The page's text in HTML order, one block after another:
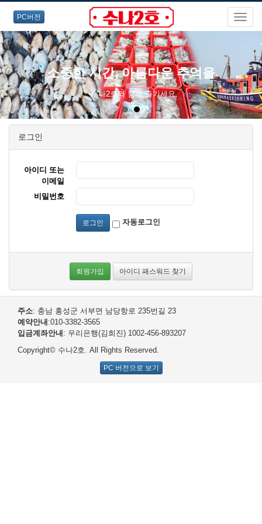
PC버전
소중한 시간, 아름다운 추억을
수나2호와 함께 즐기세요.
로그인
아이디 또는
이메일
비밀번호
로그인 자동로그인
회원가입 아이디 패스워드 찾기
주소: 충남 홍성군 서부면 남당항로 235번길 23
예약안내 :010-3382-3565
입금계좌안내 : 우리은행(김희진) 1002-456-893207
Copyright© 수나2호. All Rights Reserved.
PC 버전으로 보기